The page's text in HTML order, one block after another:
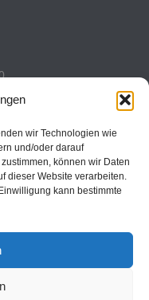
wir Technologien wie
und/oder darauf
können wir Daten
dieser Website verarbeiten.
kann bestimmte